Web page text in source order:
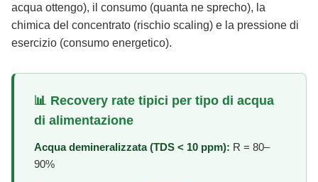
acqua ottengo), il consumo (quanta ne sprecho), la
chimica del concentrato (rischio scaling) e la pressione di
esercizio (consumo energetico).
📊 Recovery rate tipici per tipo di acqua
di alimentazione
Acqua demineralizzata (TDS < 10 ppm): R = 80–
90%